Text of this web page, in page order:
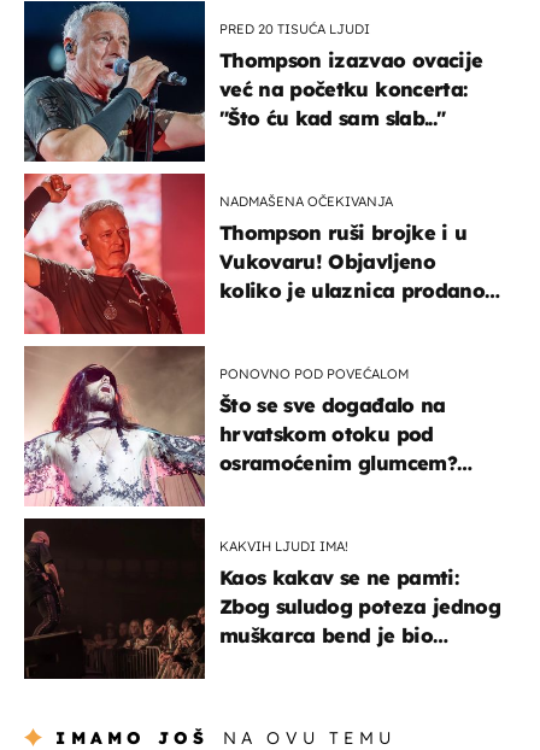
PRED 20 TISUĆA LJUDI
Thompson izazvao ovacije
već na početku koncerta:
"Što ću kad sam slab..."
NADMAŠENA OČEKIVANJA
Thompson ruši brojke i u
Vukovaru! Objavljeno
koliko je ulaznica prodano
PONOVNO POD POVEĆALOM
Što se sve događalo na
hrvatskom otoku pod
osramoćenim glumcem?
KAKVIH LJUDI IMA!
Kaos kakav se ne pamti:
Zbog suludog poteza jednog
muškarca bend je bio
IMAMO JOŠ NA OVU TEMU